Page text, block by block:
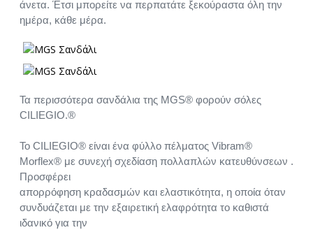
άνετα. Έτσι μπορείτε να περπατάτε ξεκούραστα όλη την
ημέρα, κάθε μέρα.
Τα περισσότερα σανδάλια της MGS® φορούν σόλες
CILIEGIO.®
Το CILIEGIO® είναι ένα φύλλο πέλματος Vibram®
Morflex® με συνεχή σχεδίαση πολλαπλών κατευθύνσεων .
Προσφέρει
απορρόφηση κραδασμών και ελαστικότητα, η οποία όταν
συνδυάζεται με την εξαιρετική ελαφρότητα το καθιστά
ιδανικό για την